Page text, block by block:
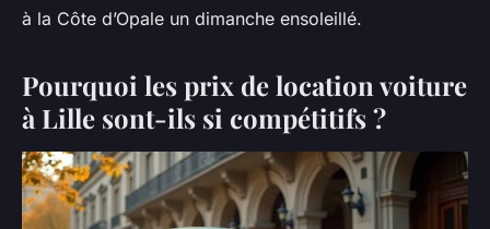
à la Côte d’Opale un dimanche ensoleillé.
Pourquoi les prix de location voiture
à Lille sont-ils si compétitifs ?